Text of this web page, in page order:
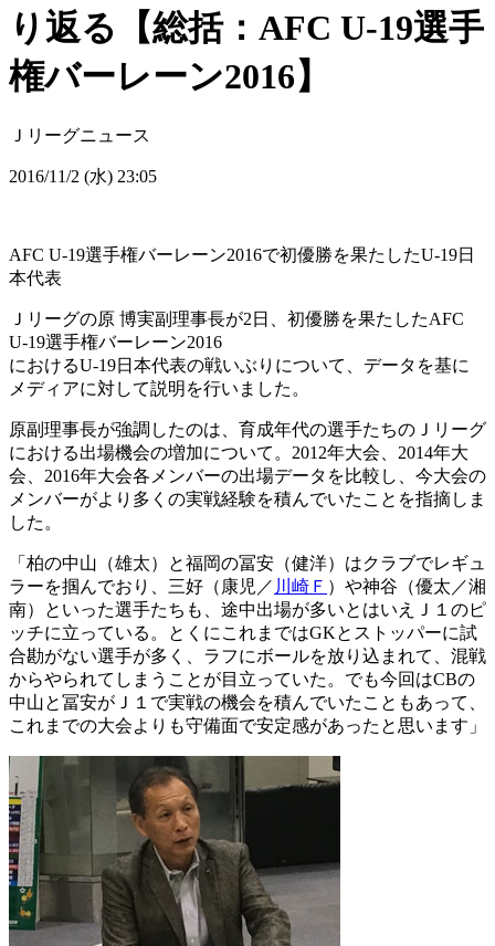
り返る【総括：AFC U-19選手
権バーレーン2016】
Ｊリーグニュース
2016/11/2 (水) 23:05
AFC U-19選手権バーレーン2016で初優勝を果たしたU-19日
本代表
Ｊリーグの原 博実副理事長が2日、初優勝を果たしたAFC
U-19選手権バーレーン2016
におけるU-19日本代表の戦いぶりについて、データを基に
メディアに対して説明を行いました。
原副理事長が強調したのは、育成年代の選手たちのＪリーグ
における出場機会の増加について。2012年大会、2014年大
会、2016年大会各メンバーの出場データを比較し、今大会の
メンバーがより多くの実戦経験を積んでいたことを指摘しま
した。
「柏の中山（雄太）と福岡の冨安（健洋）はクラブでレギュ
ラーを掴んでおり、三好（康児／ 川崎Ｆ ）や神谷（優太／湘
南）といった選手たちも、途中出場が多いとはいえＪ１のピ
ッチに立っている。とくにこれまではGKとストッパーに試
合勘がない選手が多く、ラフにボールを放り込まれて、混戦
からやられてしまうことが目立っていた。でも今回はCBの
中山と冨安がＪ１で実戦の機会を積んでいたこともあって、
これまでの大会よりも守備面で安定感があったと思います」